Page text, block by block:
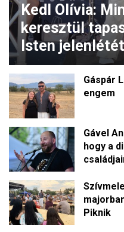
Kedl Olívia:
keresztül
Isten
Gáspár
engem
Gável
hogy a
Piknik